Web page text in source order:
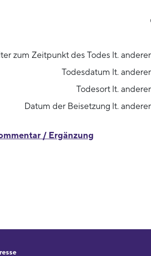
zum Zeitpunkt des Todes lt.
Todesdatum lt.
Todesort lt.
Datum der Beisetzung lt.
/ Ergänzung